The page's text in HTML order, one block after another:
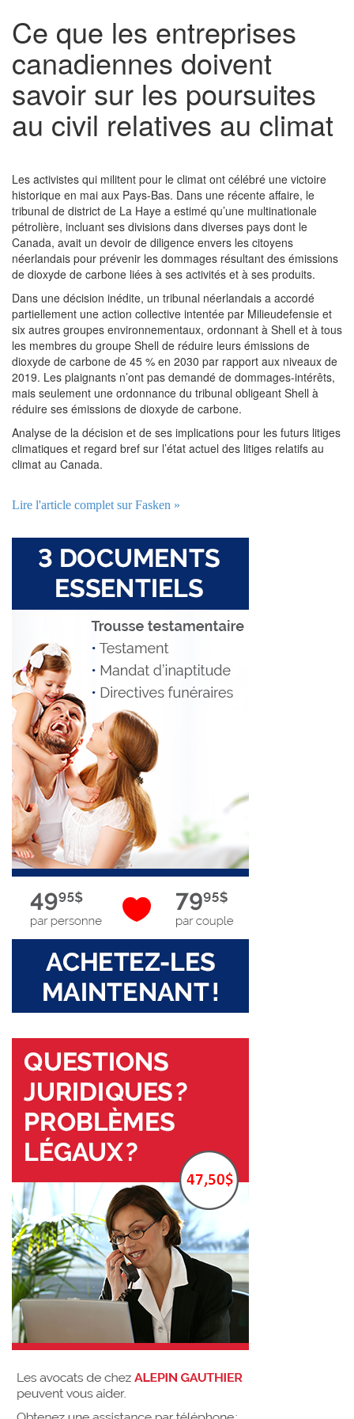
Ce que les entreprises
canadiennes doivent
savoir sur les poursuites
au civil relatives au climat
Les activistes qui militent pour le climat ont célébré une victoire
historique en mai aux Pays-Bas. Dans une récente affaire, le
tribunal de district de La Haye a estimé qu’une multinationale
pétrolière, incluant ses divisions dans diverses pays dont le
Canada, avait un devoir de diligence envers les citoyens
néerlandais pour prévenir les dommages résultant des émissions
de dioxyde de carbone liées à ses activités et à ses produits.
Dans une décision inédite, un tribunal néerlandais a accordé
partiellement une action collective intentée par Milieudefensie et
six autres groupes environnementaux, ordonnant à Shell et à tous
les membres du groupe Shell de réduire leurs émissions de
dioxyde de carbone de 45 % en 2030 par rapport aux niveaux de
2019. Les plaignants n’ont pas demandé de dommages-intérêts,
mais seulement une ordonnance du tribunal obligeant Shell à
réduire ses émissions de dioxyde de carbone.
Analyse de la décision et de ses implications pour les futurs litiges
climatiques et regard bref sur l’état actuel des litiges relatifs au
climat au Canada.
Lire l'article complet sur Fasken »